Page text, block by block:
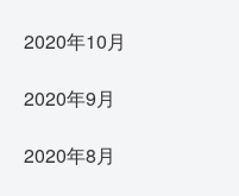
2020年10月
2020年9月
2020年8月